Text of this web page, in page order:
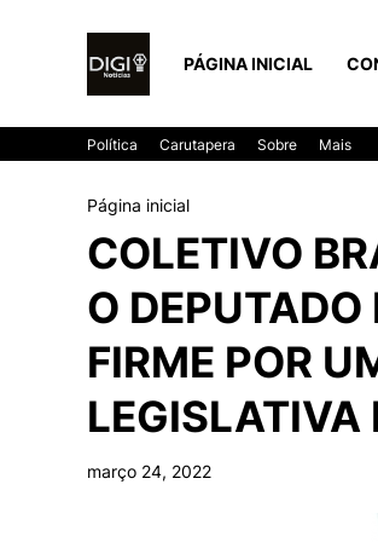
PÁGINA INICIAL
Política Carutapera Sobre Mais
Página inicial
COLETIVO
O DEPUTADO
FIRME POR
março 24, 2022